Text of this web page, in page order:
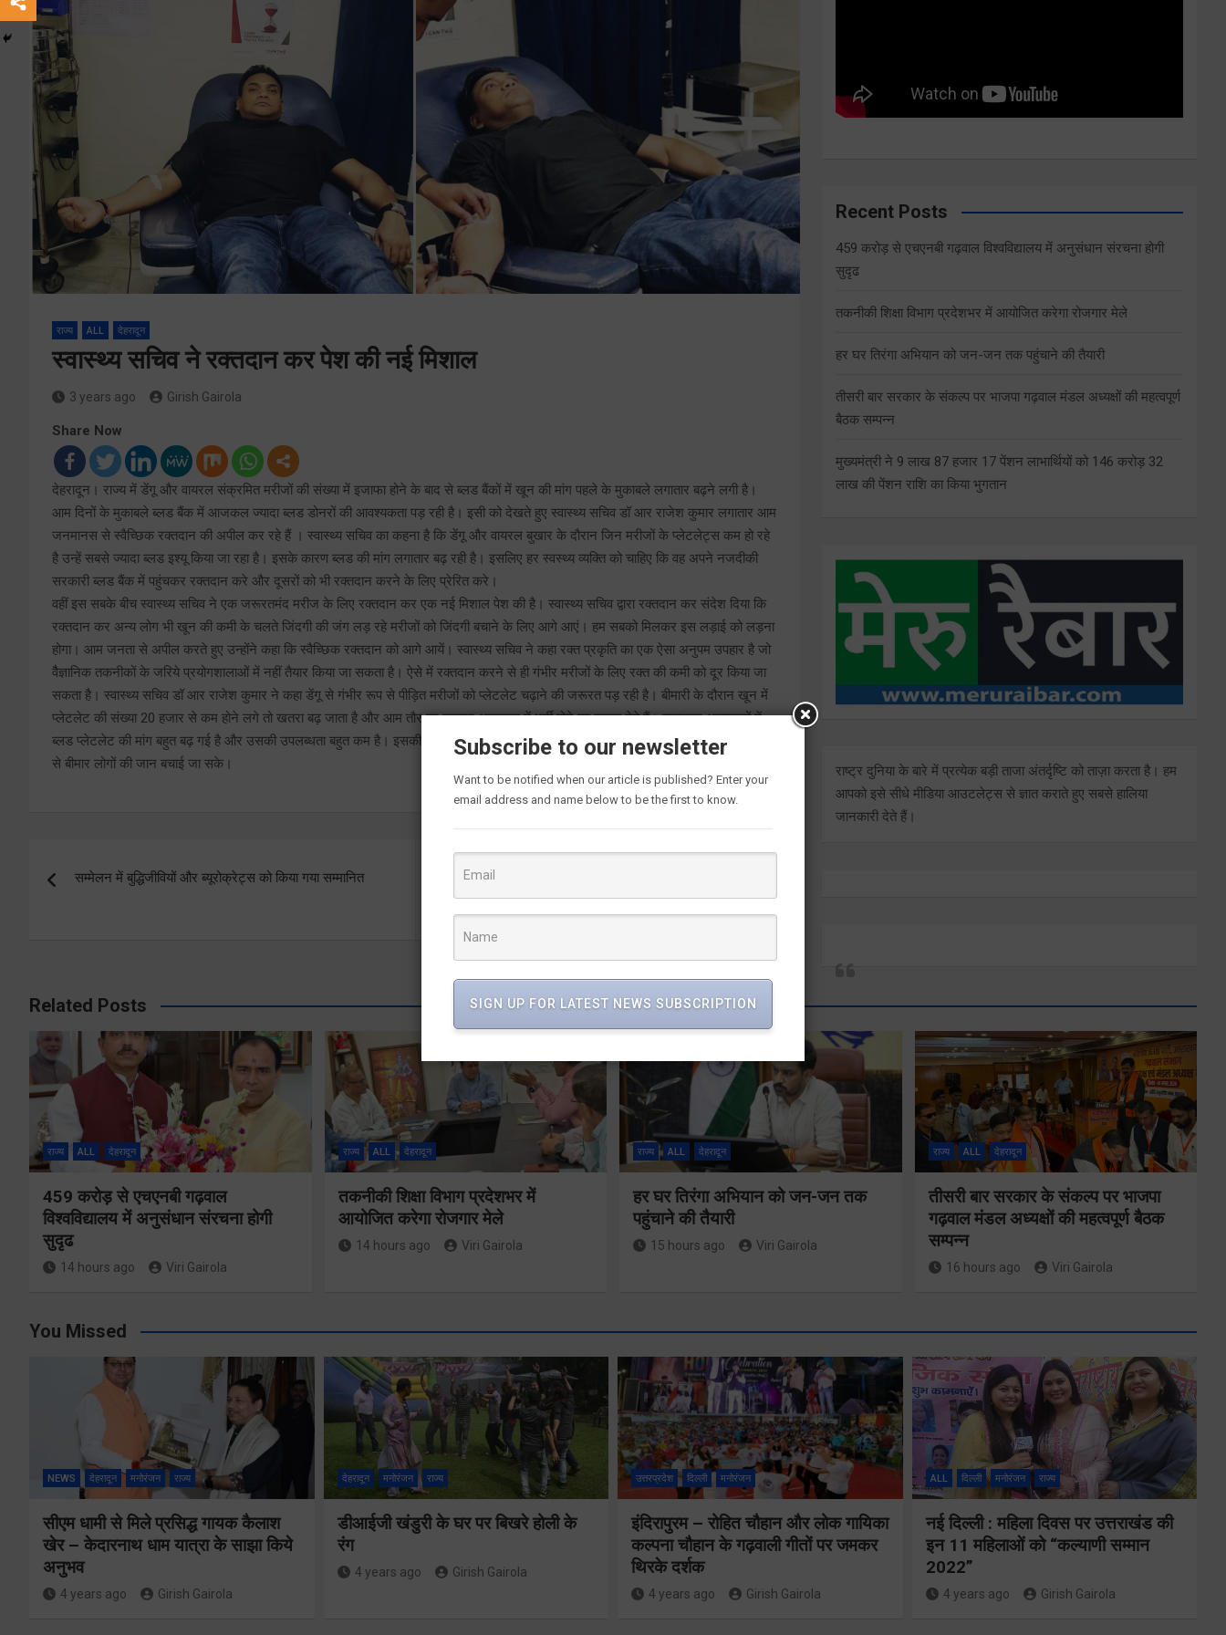
राज्य ALL देहरादून
स्वास्थ्य सचिव ने रक्तदान कर पेश की नई मिशाल
3 years ago Girish Gairola
Share Now
देहरादून। राज्य में डेंगू और वायरल संक्रमित मरीजों की संख्या में इजाफा होने के बाद से ब्लड बैंकों में खून की मांग पहले के मुकाबले लगातार बढ़ने लगी है।
आम दिनों के मुकाबले ब्लड बैंक में आजकल ज्यादा ब्लड डोनरों की आवश्यकता पड़ रही है। इसी को देखते हुए स्वास्थ्य सचिव डॉ आर राजेश कुमार लगातार आम
जनमानस से स्वैच्छिक रक्तदान की अपील कर रहे हैं । स्वास्थ्य सचिव का कहना है कि डेंगू और वायरल बुखार के दौरान जिन मरीजों के प्लेटलेट्स कम हो रहे
है उन्हें सबसे ज्यादा ब्लड इश्यू किया जा रहा है। इसके कारण ब्लड की मांग लगातार बढ़ रही है। इसलिए हर स्वस्थ्य व्यक्ति को चाहिए कि वह अपने नजदीकी
सरकारी ब्लड बैंक में पहुंचकर रक्तदान करे और दूसरों को भी रक्तदान करने के लिए प्रेरित करे।
वहीं इस सबके बीच स्वास्थ्य सचिव ने एक जरूरतमंद मरीज के लिए रक्तदान कर एक नई मिशाल पेश की है। स्वास्थ्य सचिव द्वारा रक्तदान कर संदेश दिया कि
रक्तदान कर अन्य लोग भी खून की कमी के चलते जिंदगी की जंग लड़ रहे मरीजों को जिंदगी बचाने के लिए आगे आएं। हम सबको मिलकर इस लड़ाई को लड़ना
होगा। आम जनता से अपील करते हुए उन्होंने कहा कि स्वैच्छिक रक्तदान को आगे आयें। स्वास्थ्य सचिव ने कहा रक्त प्रकृति का एक ऐसा अनुपम उपहार है जो
वैैज्ञानिक तकनीकों के जरिये प्रयोगशालाओं में नहीं तैयार किया जा सकता है। ऐसे में रक्तदान करने से ही गंभीर मरीजों के लिए रक्त की कमी को दूर किया जा
सकता है। स्वास्थ्य सचिव डॉ आर राजेश कुमार ने कहा डेंगू से गंभीर रूप से पीड़ित मरीजों को प्लेटलेट चढ़ाने की जरूरत पड़ रही है। बीमारी के दौरान खून में
प्लेटलेट की संख्या 20 हजार से कम होने लगे तो खतरा बढ़ जाता है और आम तौर पर डाक्टर अस्पताल में भर्ती होने का सुझाव देते हैं। ज्यादातर अस्पतालों में
ब्लड प्लेटलेट की मांग बहुत बढ़ गई है और उसकी उपलब्धता बहुत कम है। इसकी आपूर्ति के लिए जरूरी है कि हम स्वैच्छिक रक्तदान करें जिससे कि गंभीर रूप
से बीमार लोगों की जान बचाई जा सके।
navigation
सम्मेलन में बुद्धिजीवियों और ब्यूरोक्रेट्स को किया गया सम्मानित
जागड़ा पर्व पर आने वाले श्रद्धालुओं की सुविधाओं रखा जाये ध्यानः
महाराज
Recent Posts
459 करोड़ से एचएनबी गढ़वाल विश्वविद्यालय में अनुसंधान संरचना होगी
सुदृढ
तकनीकी शिक्षा विभाग प्रदेशभर में आयोजित करेगा रोजगार मेले
हर घर तिरंगा अभियान को जन-जन तक पहुंचाने की तैयारी
तीसरी बार सरकार के संकल्प पर भाजपा गढ़वाल मंडल अध्यक्षों की महत्वपूर्ण
बैठक सम्पन्न
मुख्यमंत्री ने 9 लाख 87 हजार 17 पेंशन लाभार्थियों को 146 करोड़ 32
लाख की पेंशन राशि का किया भुगतान
राष्ट्र दुनिया के बारे में प्रत्येक बड़ी ताजा अंतर्दृष्टि को ताज़ा करता है। हम
आपको इसे सीधे मीडिया आउटलेट्स से ज्ञात कराते हुए सबसे हालिया
जानकारी देते हैं।
Related Posts
राज्य ALL देहरादून
459 करोड़ से एचएनबी गढ़वाल
विश्वविद्यालय में अनुसंधान संरचना होगी
सुदृढ
14 hours ago Viri Gairola
राज्य ALL देहरादून
तकनीकी शिक्षा विभाग प्रदेशभर में
आयोजित करेगा रोजगार मेले
14 hours ago Viri Gairola
राज्य ALL देहरादून
हर घर तिरंगा अभियान को जन-जन तक
पहुंचाने की तैयारी
15 hours ago Viri Gairola
राज्य ALL देहरादून
तीसरी बार सरकार के संकल्प पर भाजपा
गढ़वाल मंडल अध्यक्षों की महत्वपूर्ण बैठक
सम्पन्न
16 hours ago Viri Gairola
You Missed
NEWS देहरादून मनोरंजन राज्य
सीएम धामी से मिले प्रसिद्ध गायक कैलाश
खेर – केदारनाथ धाम यात्रा के साझा किये
अनुभव
4 years ago Girish Gairola
देहरादून मनोरंजन राज्य
डीआईजी खंडुरी के घर पर बिखरे होली के
रंग
4 years ago Girish Gairola
उत्तरप्रदेश दिल्ली मनोरंजन
इंदिरापुरम – रोहित चौहान और लोक गायिका
कल्पना चौहान के गढ़वाली गीतों पर जमकर
थिरके दर्शक
4 years ago Girish Gairola
ALL दिल्ली मनोरंजन राज्य
नई दिल्ली : महिला दिवस पर उत्तराखंड की
इन 11 महिलाओं को “कल्याणी सम्मान
2022”
4 years ago Girish Gairola
तकनीकी शिक्षा
विभाग प्रदेशभर में
रोजगार मेले
Subscribe to our newsletter
Want to be notified when our article is published? Enter your
email address and name below to be the first to know.
SIGN UP FOR LATEST NEWS SUBSCRIPTION